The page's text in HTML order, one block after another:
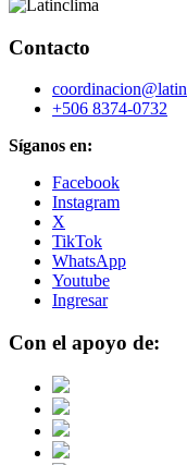
Contacto
+506 8374-0732
Síganos en:
Facebook
Instagram
X
TikTok
WhatsApp
Youtube
Ingresar
Con el apoyo de: